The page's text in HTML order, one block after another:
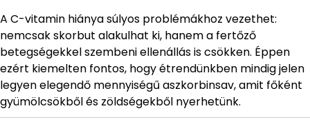
A C-vitamin hiánya súlyos problémákhoz vezethet:
nemcsak skorbut alakulhat ki, hanem a fertőző
betegségekkel szembeni ellenállás is csökken. Éppen
ezért kiemelten fontos, hogy étrendünkben mindig jelen
legyen elegendő mennyiségű aszkorbinsav, amit főként
gyümölcsökből és zöldségekből nyerhetünk.